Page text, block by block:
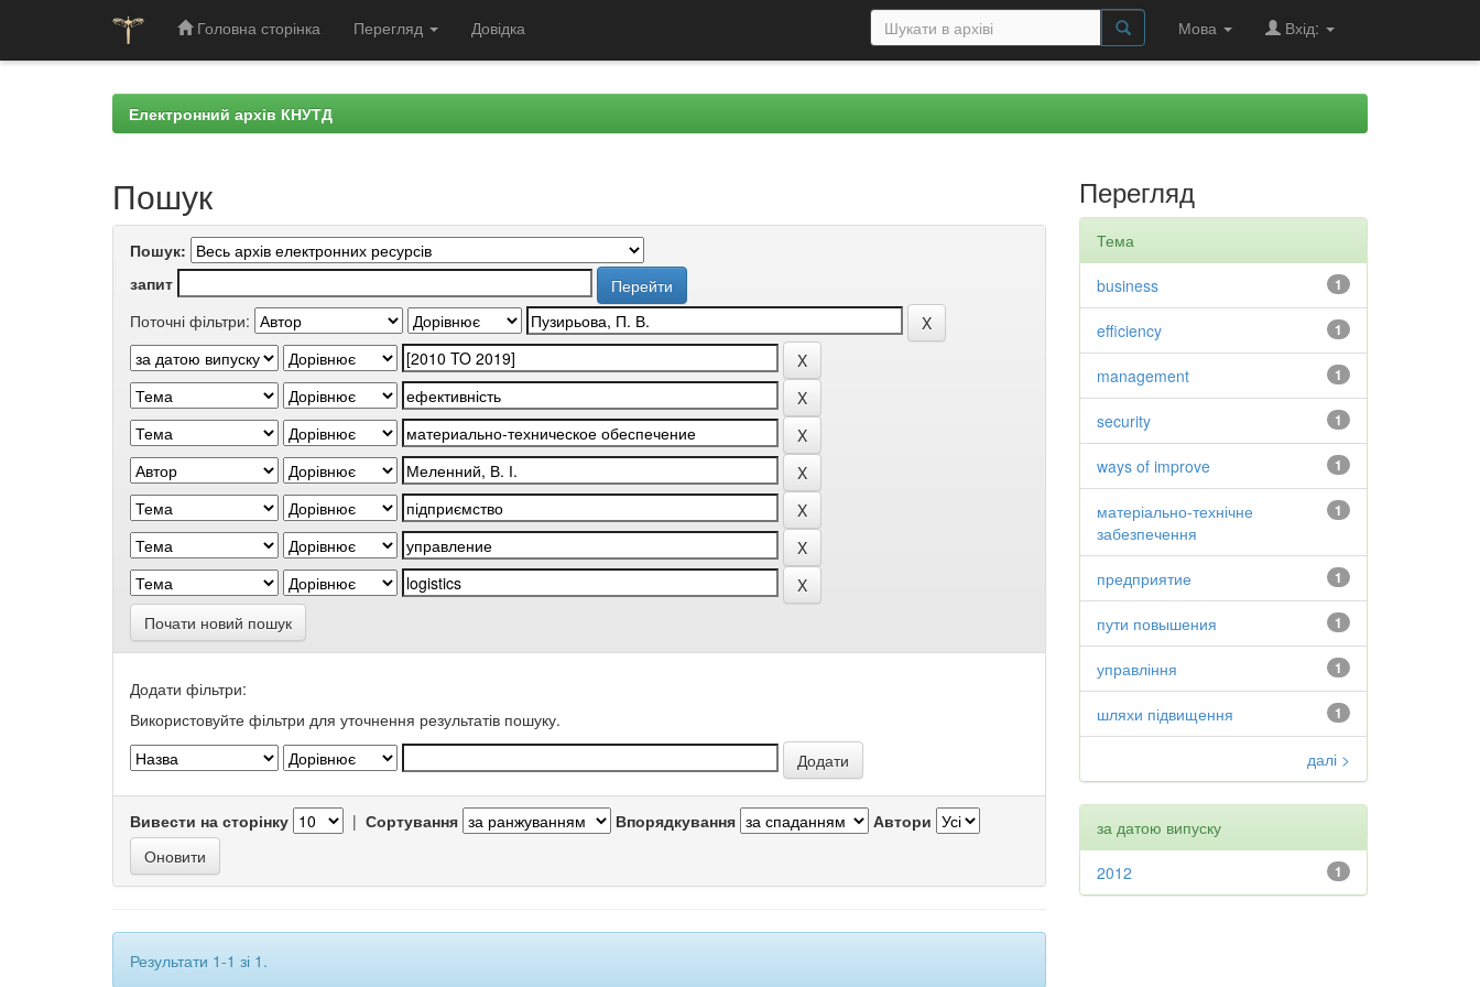
Головна сторінка Перегляд Довідка Мова Вхід:
Електронний архів КНУТД
Пошук
Пошук:
запит
Поточні фільтри:
Почати новий пошук
Додати фільтри:
Використовуйте фільтри для уточнення результатів пошуку.
Вивести на сторінку | Сортування Впорядкування Автори
Результати 1-1 зі 1.
Перегляд
Тема
1
business
1
efficiency
1
management
1
security
1
ways of improve
1
матеріально-технічне
забезпечення
1
предприятие
1
пути повышения
1
управління
1
шляхи підвищення
далі >
за датою випуску
1
2012